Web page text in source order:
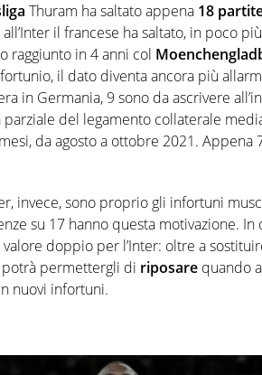
Thuram ha saltato appena 18
il francese ha saltato, in poco
raggiunto in 4 anni col
il dato diventa ancora più
in Germania, 9 sono da ascrivere
del legamento collaterale
da agosto a ottobre 2021. Appena
invece, sono proprio gli infortuni
su 17 hanno questa motivazione. In
valore doppio per l’Inter: oltre a
permettergli di riposare quando
nuovi infortuni.